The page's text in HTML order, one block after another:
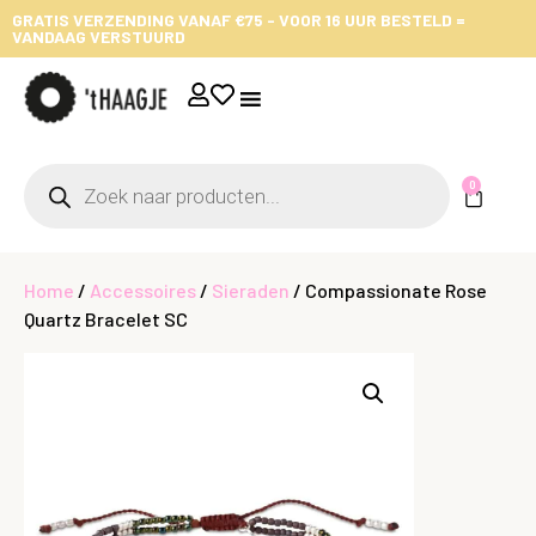
GRATIS VERZENDING VANAF €75 - VOOR 16 UUR BESTELD =
VANDAAG VERSTUURD
0
Home / Accessoires / Sieraden / Compassionate Rose
Quartz Bracelet SC